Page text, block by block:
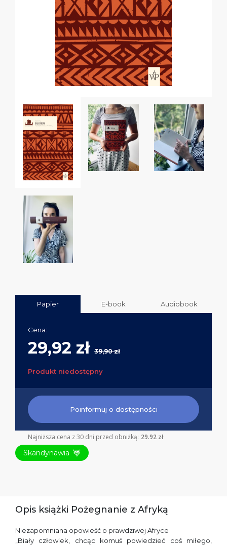
Papier E-book Audiobook
Cena:
29,92 zł 39,90 zł
Produkt niedostępny
Poinformuj o dostępności
Najniższa cena z 30 dni przed obniżką: 29.92 zł
Skandynawia 🦌
Opis książki Pożegnanie z Afryką
Niezapomniana opowieść o prawdziwej Afryce
„Biały człowiek, chcąc komuś powiedzieć coś miłego,